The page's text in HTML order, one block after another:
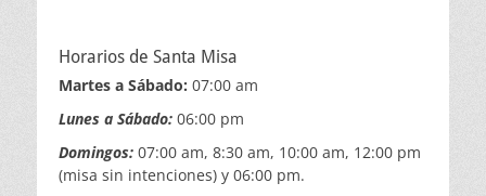
Horarios de Santa Misa
Martes a Sábado: 07:00 am
Lunes a Sábado: 06:00 pm
Domingos: 07:00 am, 8:30 am, 10:00 am, 12:00 pm
(misa sin intenciones) y 06:00 pm.